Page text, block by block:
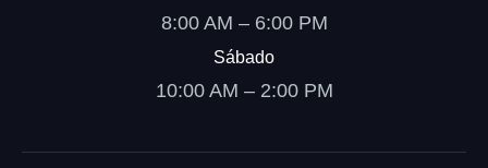
8:00 AM – 6:00 PM
Sábado
10:00 AM – 2:00 PM